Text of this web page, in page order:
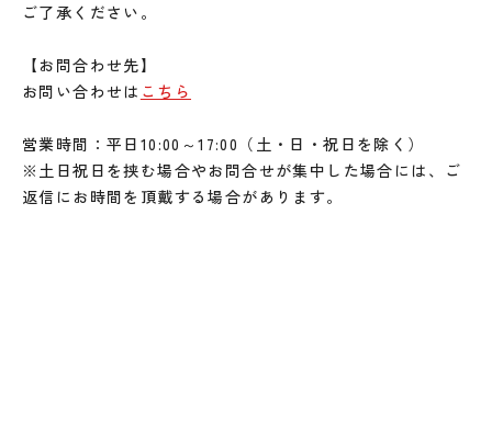
ご了承ください。
【お問合わせ先】
お問い合わせは こちら
営業時間：平日10:00～17:00（土・日・祝日を除く）
※土日祝日を挟む場合やお問合せが集中した場合には、ご
返信にお時間を頂戴する場合があります。